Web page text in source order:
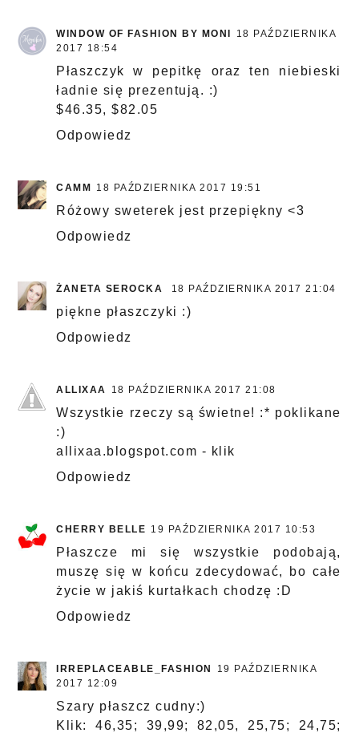
WINDOW OF FASHION BY MONI
18 PAŹDZIERNIKA
2017 18:54
Płaszczyk w pepitkę oraz ten niebieski
ładnie się prezentują. :)
$46.35, $82.05
Odpowiedz
CAMM 18 PAŹDZIERNIKA 2017 19:51
Różowy sweterek jest przepiękny <3
Odpowiedz
ŻANETA SEROCKA 18 PAŹDZIERNIKA 2017 21:04
piękne płaszczyki :)
Odpowiedz
ALLIXAA 18 PAŹDZIERNIKA 2017 21:08
Wszystkie rzeczy są świetne! :* poklikane
:)
allixaa.blogspot.com - klik
Odpowiedz
CHERRY BELLE 19 PAŹDZIERNIKA 2017 10:53
Płaszcze mi się wszystkie podobają,
muszę się w końcu zdecydować, bo całe
życie w jakiś kurtałkach chodzę :D
Odpowiedz
IRREPLACEABLE_FASHION
19 PAŹDZIERNIKA
2017 12:09
Szary płaszcz cudny:)
Klik: 46,35; 39,99; 82,05, 25,75; 24,75;